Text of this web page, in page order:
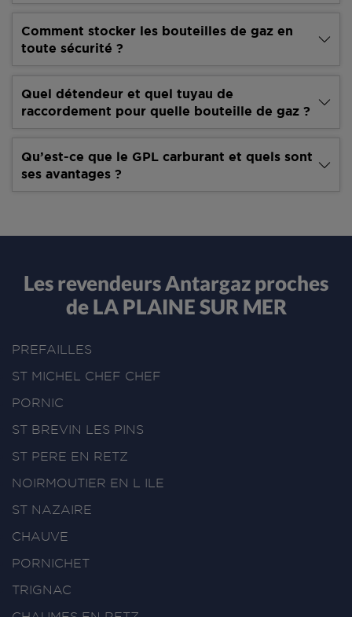
Comment stocker les bouteilles de gaz en
toute sécurité ?
Quel détendeur et quel tuyau de
raccordement pour quelle bouteille de gaz ?
Qu’est-ce que le GPL carburant et quels sont
ses avantages ?
Les revendeurs Antargaz proches
de LA PLAINE SUR MER
PREFAILLES
ST MICHEL CHEF CHEF
PORNIC
ST BREVIN LES PINS
ST PERE EN RETZ
NOIRMOUTIER EN L ILE
ST NAZAIRE
CHAUVE
PORNICHET
TRIGNAC